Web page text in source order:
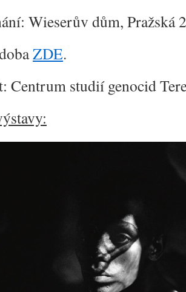
Wieserův dům, Pražská
ZDE.
Centrum studií genocid